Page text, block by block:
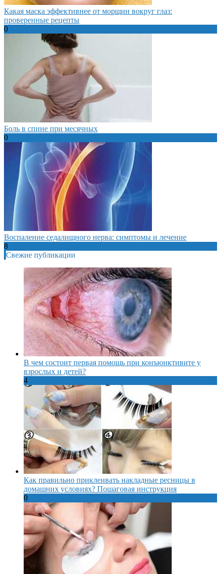
Какая маска эффективнее от морщин вокруг глаз:
проверенные рецепты
0
Боль в спине при месячных
0
Воспаление седалищного нерва: симптомы и лечение
8
Свежие публикации
В чем состоит первая помощь при конъюнктивите у
взрослых и детей?
4
Как правильно приклеивать накладные ресницы в
домашних условиях? Пошаговая инструкция
0